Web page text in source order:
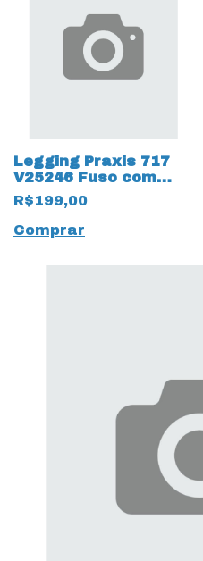
Legging Praxis 717
V25246 Fuso com
Proteção UV50+ Cinza
R$199,00
Comprar